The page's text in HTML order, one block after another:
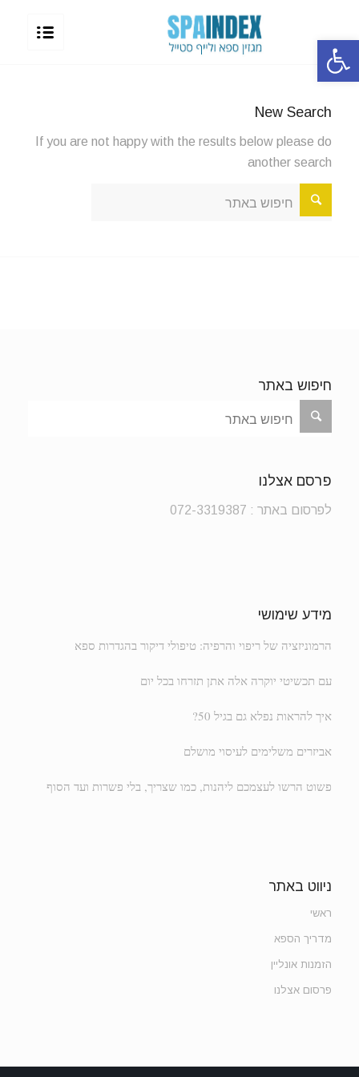
פתח סרגל נגישות
New Search
If you are not happy with the results below please do
another search
חיפוש באתר
פרסם אצלנו
לפרסום באתר : 072-3319387
מידע שימושי
הרמוניזציה של ריפוי והרפיה: טיפולי דיקור בהגדרות ספא
עם תכשיטי יוקרה אלה אתן תזרחו בכל יום
איך להראות נפלא גם בגיל 50?
אביזרים משלימים לעיסוי מושלם
פשוט הרשו לעצמכם ליהנות, כמו שצריך, בלי פשרות ועד הסוף
ניווט באתר
ראשי
מדריך הספא
הזמנות אונליין
פרסום אצלנו